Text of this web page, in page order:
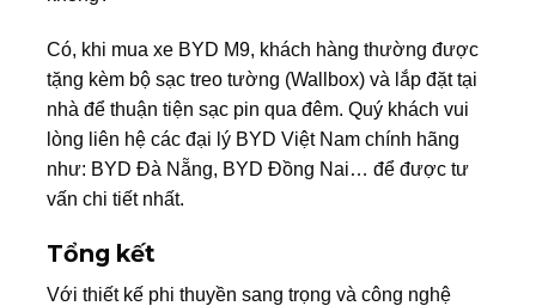
Có, khi mua xe BYD M9, khách hàng thường được
tặng kèm bộ sạc treo tường (Wallbox) và lắp đặt tại
nhà để thuận tiện sạc pin qua đêm. Quý khách vui
lòng liên hệ các đại lý BYD Việt Nam chính hãng
như: BYD Đà Nẵng, BYD Đồng Nai… để được tư
vấn chi tiết nhất.
Tổng kết
Với thiết kế phi thuyền sang trọng và công nghệ